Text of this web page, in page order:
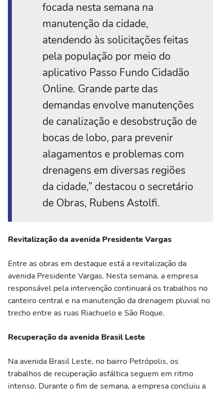
focada nesta semana na
manutenção da cidade,
atendendo às solicitações feitas
pela população por meio do
aplicativo Passo Fundo Cidadão
Online. Grande parte das
demandas envolve manutenções
de canalização e desobstrução de
bocas de lobo, para prevenir
alagamentos e problemas com
drenagens em diversas regiões
da cidade,” destacou o secretário
de Obras, Rubens Astolfi.
Revitalização da avenida Presidente Vargas
Entre as obras em destaque está a revitalização da
avenida Presidente Vargas. Nesta semana, a empresa
responsável pela intervenção continuará os trabalhos no
canteiro central e na manutenção da drenagem pluvial no
trecho entre as ruas Riachuelo e São Roque.
Recuperação da avenida Brasil Leste
Na avenida Brasil Leste, no bairro Petrópolis, os
trabalhos de recuperação asfáltica seguem em ritmo
intenso. Durante o fim de semana, a empresa concluiu a